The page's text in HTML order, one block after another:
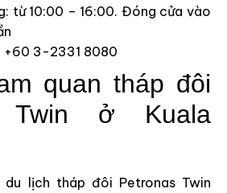
từ 10:00 – 16:00. Đóng cửa vào
+60 3-2331 8080
quan tháp đôi
Twin ở Kuala
du lịch tháp đôi Petronas Twin